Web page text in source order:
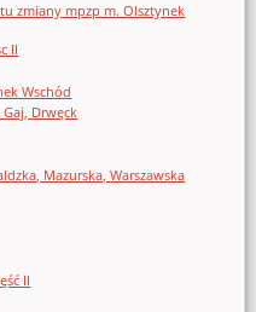
zmiany mpzp m. Olsztynek
II
Wschód
Drwęck
Mazurska, Warszawska
II